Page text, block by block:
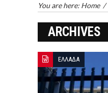
You are here: Home /
ARCHIVES
ΕΛΛΑΔΑ